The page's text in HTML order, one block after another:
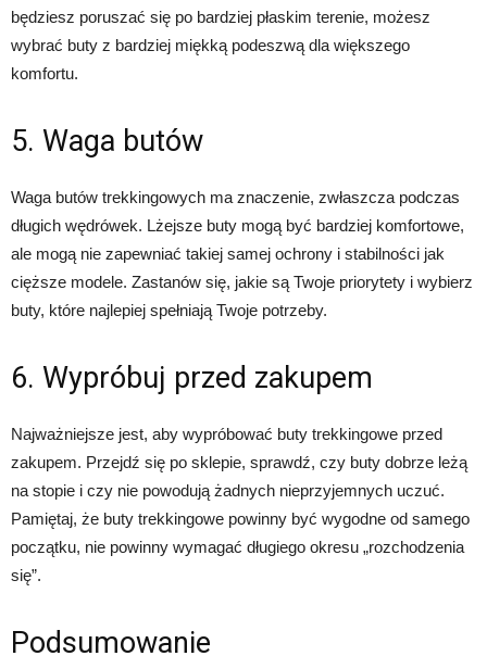
będziesz poruszać się po bardziej płaskim terenie, możesz
wybrać buty z bardziej miękką podeszwą dla większego
komfortu.
5. Waga butów
Waga butów trekkingowych ma znaczenie, zwłaszcza podczas
długich wędrówek. Lżejsze buty mogą być bardziej komfortowe,
ale mogą nie zapewniać takiej samej ochrony i stabilności jak
cięższe modele. Zastanów się, jakie są Twoje priorytety i wybierz
buty, które najlepiej spełniają Twoje potrzeby.
6. Wypróbuj przed zakupem
Najważniejsze jest, aby wypróbować buty trekkingowe przed
zakupem. Przejdź się po sklepie, sprawdź, czy buty dobrze leżą
na stopie i czy nie powodują żadnych nieprzyjemnych uczuć.
Pamiętaj, że buty trekkingowe powinny być wygodne od samego
początku, nie powinny wymagać długiego okresu „rozchodzenia
się”.
Podsumowanie